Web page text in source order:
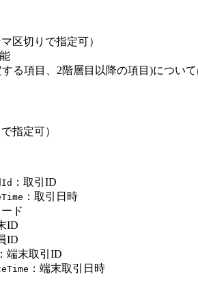
区切りで指定可）
る項目、2階層目以降の項目)につい
指定可）
：取引ID
：取引日時
ド
ID
ID
：端末取引ID
：端末取引日時